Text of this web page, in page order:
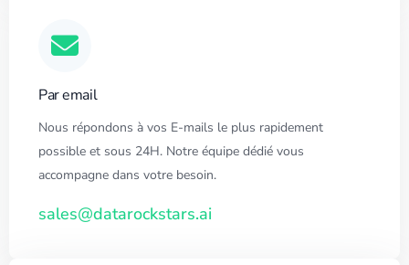
Par email
Nous répondons à vos E-mails le plus rapidement
possible et sous 24H. Notre équipe dédié vous
accompagne dans votre besoin.
sales@datarockstars.ai